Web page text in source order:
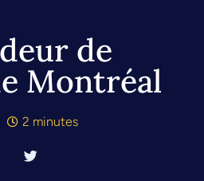
de
Montréal
2 minutes